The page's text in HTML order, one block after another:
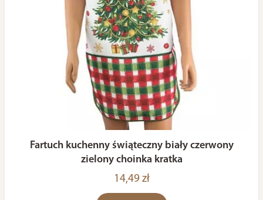
Fartuch kuchenny świąteczny biały czerwony
zielony choinka kratka
14,49 zł